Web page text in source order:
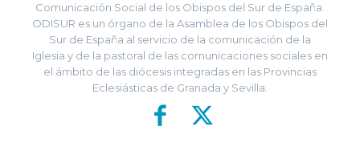
Comunicación Social de los Obispos del Sur de España.
ODISUR es un órgano de la Asamblea de los Obispos del
Sur de España al servicio de la comunicación de la
Iglesia y de la pastoral de las comunicaciones sociales en
el ámbito de las diócesis integradas en las Provincias
Eclesiásticas de Granada y Sevilla.